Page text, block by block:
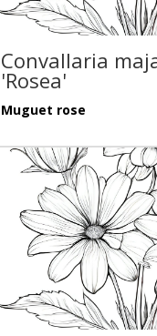
Convallaria
'Rosea'
Muguet rose